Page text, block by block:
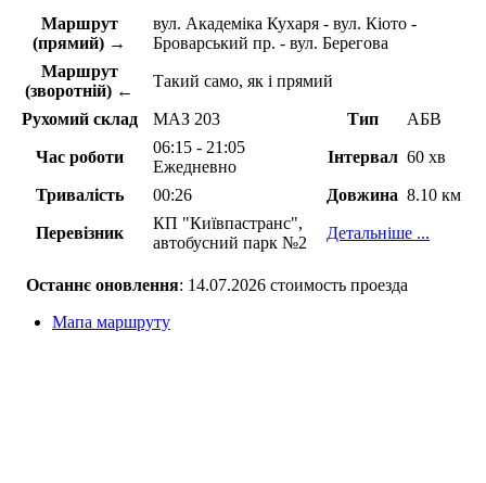
Маршрут
(прямий) →
вул. Академіка Кухаря - вул. Кіото -
Броварський пр. - вул. Берегова
Маршрут
(зворотній) ←
Такий само, як і прямий
Рухомий склад МАЗ 203 Тип АБВ
Час роботи
06:15 - 21:05
Ежедневно
Інтервал 60 хв
Тривалість 00:26 Довжина 8.10 км
Перевізник
КП "Київпастранс",
автобусний парк №2
Детальніше ...
Останнє оновлення: 14.07.2026 стоимость проезда
Мапа маршруту